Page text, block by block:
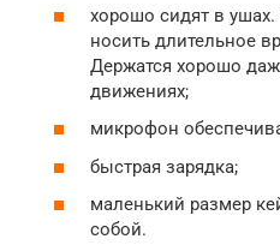
хорошо сидят в
носить длительное
Держатся хорошо
движениях;
микрофон
быстрая зарядка;
маленький размер
собой.